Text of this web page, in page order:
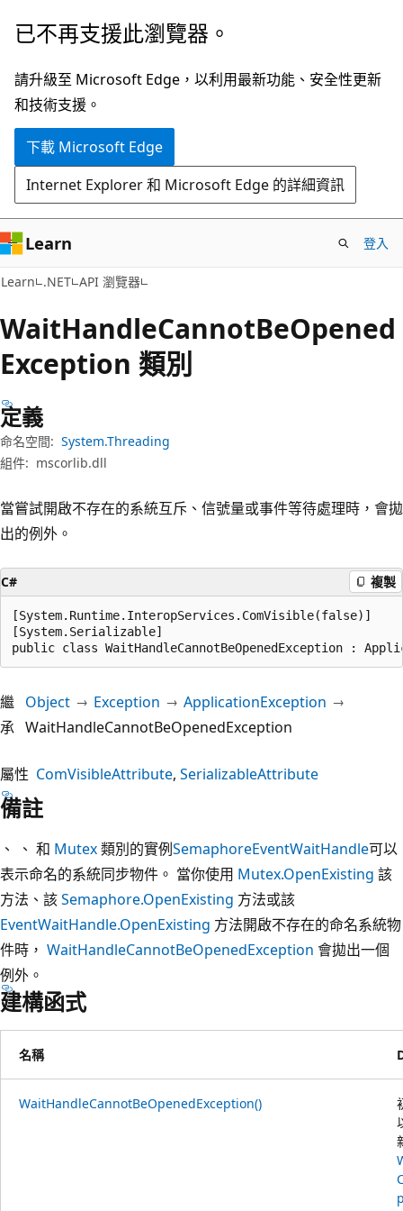
跳
主
要
內
跳
頁
面
內
覽
已不再支援此瀏覽器。
請升級至 Microsoft Edge，以利用最新功能、安全性更新
和技術支援。
下載 Microsoft Edge
Internet Explorer 和 Microsoft Edge 的詳細資訊
Learn 登入
Learn .NET API 瀏覽器
WaitHandleCannotBeOpened
Exception 類別
定義
命名空間: System.Threading
組件: mscorlib.dll
當嘗試開啟不存在的系統互斥、信號量或事件等待處理時，會拋
出的例外。
C# 複製
[System.Runtime.InteropServices.ComVisible(false)]
[System.Serializable]
public class WaitHandleCannotBeOpenedException :
繼
承
Object Exception
ApplicationException
WaitHandleCannotBeOpenedException
屬性 ComVisibleAttribute SerializableAttribute
備註
、 、 和 Mutex類別的實例SemaphoreEventWaitHandle可以
表示命名的系統同步物件。 當你使用 Mutex.OpenExisting 該
方法、該Semaphore.OpenExisting 方法或該
EventWaitHandle.OpenExisting 方法開啟不存在的命名系統物
件時， WaitHandleCannotBeOpenedException 會拋出一個
例外。
建構函式
名稱
WaitHandleCannotBeOpenedException()